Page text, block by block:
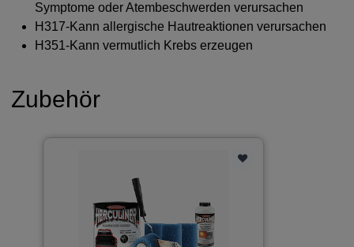
Symptome oder Atembeschwerden verursachen
H317-Kann allergische Hautreaktionen verursachen
H351-Kann vermutlich Krebs erzeugen
Zubehör